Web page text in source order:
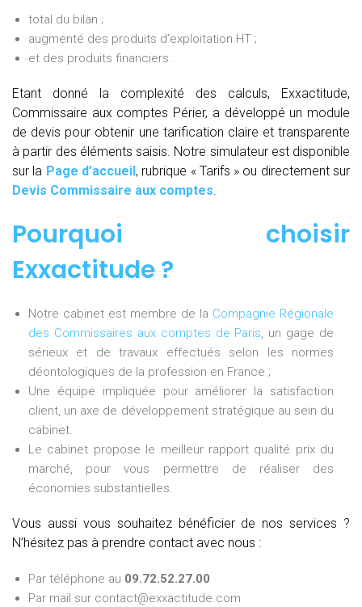
total du bilan ;
augmenté des produits d’exploitation HT ;
et des produits financiers.
Etant donné la complexité des calculs, Exxactitude,
Commissaire aux comptes Périer, a développé un module
de devis pour obtenir une tarification claire et transparente
à partir des éléments saisis. Notre simulateur est disponible
sur la Page d’accueil, rubrique « Tarifs » ou directement sur
Devis Commissaire aux comptes.
Pourquoi choisir
Exxactitude ?
Notre cabinet est membre de la Compagnie Régionale
des Commissaires aux comptes de Paris, un gage de
sérieux et de travaux effectués selon les normes
déontologiques de la profession en France ;
Une équipe impliquée pour améliorer la satisfaction
client, un axe de développement stratégique au sein du
cabinet.
Le cabinet propose le meilleur rapport qualité prix du
marché, pour vous permettre de réaliser des
économies substantielles.
Vous aussi vous souhaitez bénéficier de nos services ?
N’hésitez pas à prendre contact avec nous :
Par téléphone au 09.72.52.27.00
Par mail sur contact@exxactitude.com